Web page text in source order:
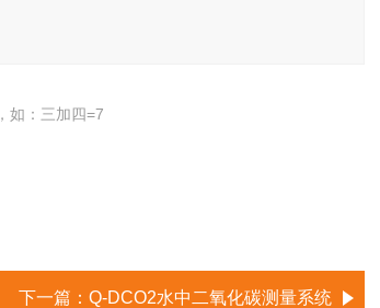
如：三加四=7
下一篇： Q-DCO2水中二氧化碳测量系统